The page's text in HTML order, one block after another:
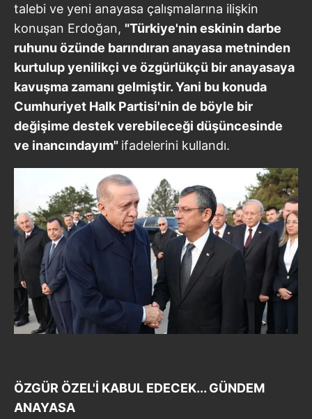
talebi ve yeni anayasa çalışmalarına ilişkin
konuşan Erdoğan, "Türkiye'nin eskinin darbe
ruhunu özünde barındıran anayasa metninden
kurtulup yenilikçi ve özgürlükçü bir anayasaya
kavuşma zamanı gelmiştir. Yani bu konuda
Cumhuriyet Halk Partisi'nin de böyle bir
değişime destek verebileceği düşüncesinde
ve inancındayım" ifadelerini kullandı.
ÖZGÜR ÖZEL'İ KABUL EDECEK... GÜNDEM
ANAYASA